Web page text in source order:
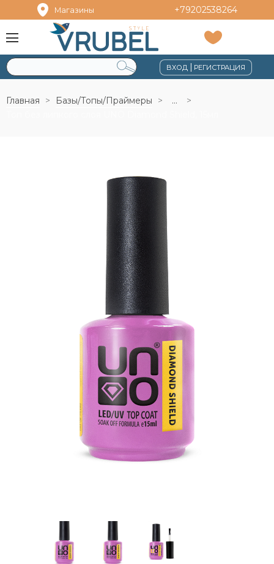
Магазины +79202538264
ВХОД |РЕГИСТРАЦИЯ
Главная Базы/Топы/Праймеры
...